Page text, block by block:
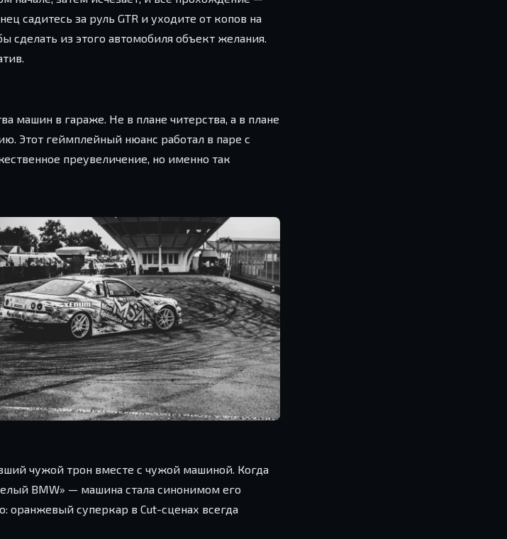
садитесь за руль GTR и уходите от копов на
сделать из этого автомобиля объект желания.
машин в гараже. Не в плане читерства, а в плане
Этот геймплейный нюанс работал в паре с
преувеличение, но именно так
чужой трон вместе с чужой машиной. Когда
BMW» — машина стала синонимом его
оранжевый суперкар в Cut-сценах всегда